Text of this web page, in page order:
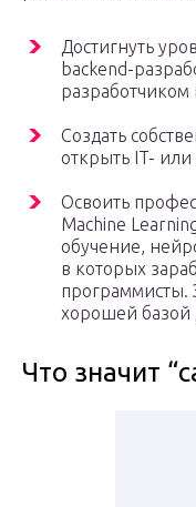
Достигнуть
backend-
Создать
открыть IT- или
Освоить
Machine
обучение,
в которых
программисты.
хорошей базой
Что значит